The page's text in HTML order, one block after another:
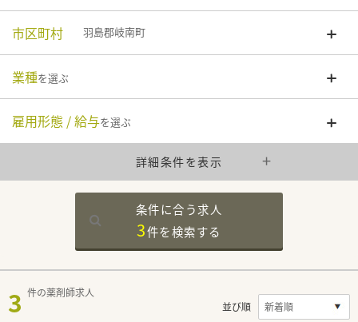
市区町村 羽島郡岐南町
業種を選ぶ
雇用形態 / 給与を選ぶ
詳細条件を表示
条件に合う求人
3件を検索する
3 件の薬剤師求人
並び順